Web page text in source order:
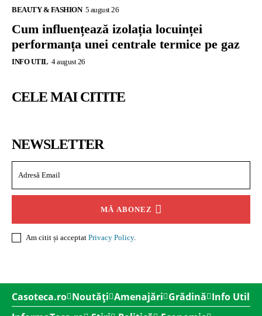
BEAUTY & FASHION 5 august 26
Cum influențează izolația locuinței
performanța unei centrale termice pe gaz
INFO UTIL 4 august 26
CELE MAI CITITE
NEWSLETTER
MĂ ABONEZ
Am citit și acceptat Privacy Policy.
Casoteca.ro Noutăți Amenajări Grădină Info Util